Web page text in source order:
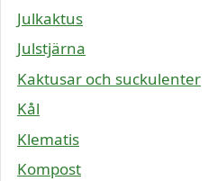
Julkaktus
Julstjärna
Kaktusar och suckulenter
Kål
Klematis
Kompost